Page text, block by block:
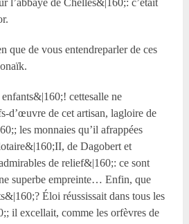
l’abbaye de Chelles&|160;: c’était
que de vous entendreparler de ces
cettesalle ne
d’œuvre de cet artisan, lagloire de
les monnaies qu’il afrappées
de Dagobert et
de relief&|160;: ce sont
superbe empreinte… Enfin, que
Éloi réussissait dans tous les
il excellait, comme les orfèvres de